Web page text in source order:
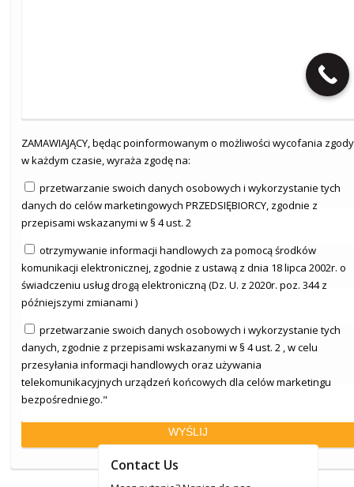
ZAMAWIAJĄCY, będąc poinformowanym o możliwości wycofania zgody
w każdym czasie, wyraża zgodę na:
przetwarzanie swoich danych osobowych i wykorzystanie tych
danych do celów marketingowych PRZEDSIĘBIORCY, zgodnie z
przepisami wskazanymi w § 4 ust. 2
otrzymywanie informacji handlowych za pomocą środków
komunikacji elektronicznej, zgodnie z ustawą z dnia 18 lipca 2002r. o
świadczeniu usług drogą elektroniczną (Dz. U. z 2020r. poz. 344 z
późniejszymi zmianami )
przetwarzanie swoich danych osobowych i wykorzystanie tych
danych, zgodnie z przepisami wskazanymi w § 4 ust. 2 , w celu
przesyłania informacji handlowych oraz używania
telekomunikacyjnych urządzeń końcowych dla celów marketingu
bezpośredniego."
Contact Us